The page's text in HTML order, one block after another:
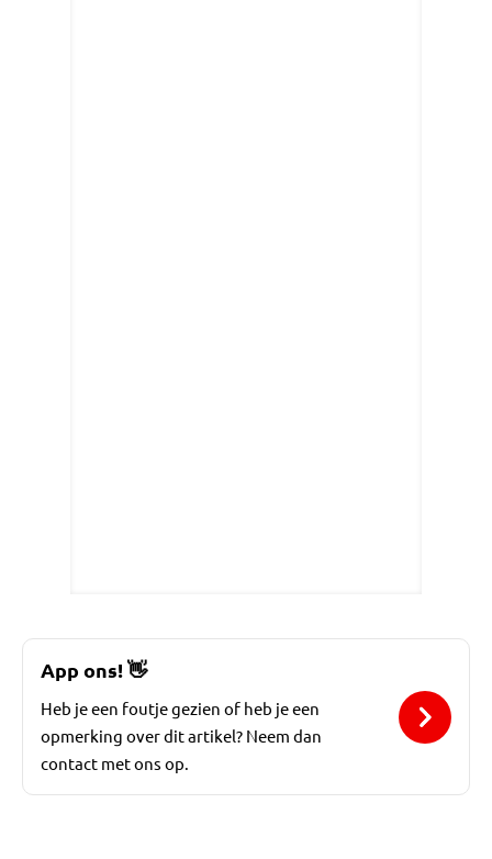
App ons!👋
Heb je een foutje gezien of heb je een
opmerking over dit artikel? Neem dan
contact met ons op.